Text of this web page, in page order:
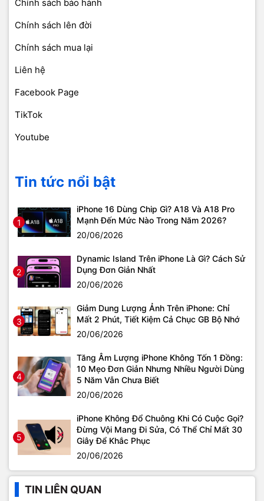
Chính sách bảo hành
Chính sách lên đời
Chính sách mua lại
Liên hệ
Facebook Page
TikTok
Youtube
Tin tức nổi bật
1
iPhone 16 Dùng Chip Gì? A18 Và A18 Pro
Mạnh Đến Mức Nào Trong Năm 2026?
20/06/2026
2
Dynamic Island Trên iPhone Là Gì? Cách Sử
Dụng Đơn Giản Nhất
20/06/2026
3
Giảm Dung Lượng Ảnh Trên iPhone: Chỉ
Mất 2 Phút, Tiết Kiệm Cả Chục GB Bộ Nhớ
20/06/2026
4
Tăng Âm Lượng iPhone Không Tốn 1 Đồng:
10 Mẹo Đơn Giản Nhưng Nhiều Người Dùng
5 Năm Vẫn Chưa Biết
20/06/2026
5
iPhone Không Đổ Chuông Khi Có Cuộc Gọi?
Đừng Vội Mang Đi Sửa, Có Thể Chỉ Mất 30
Giây Để Khắc Phục
20/06/2026
TIN LIÊN QUAN